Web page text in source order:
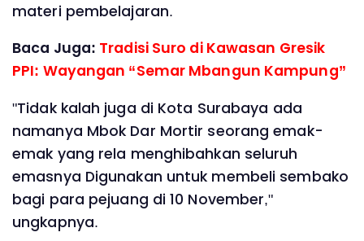
materi pembelajaran.
Baca Juga: Tradisi Suro di Kawasan Gresik
PPI: Wayangan “Semar Mbangun Kampung”
‎"Tidak kalah juga di Kota Surabaya ada
namanya Mbok Dar Mortir seorang emak-
emak yang rela menghibahkan seluruh
emasnya Digunakan untuk membeli sembako
bagi para pejuang di 10 November,"
ungkapnya.